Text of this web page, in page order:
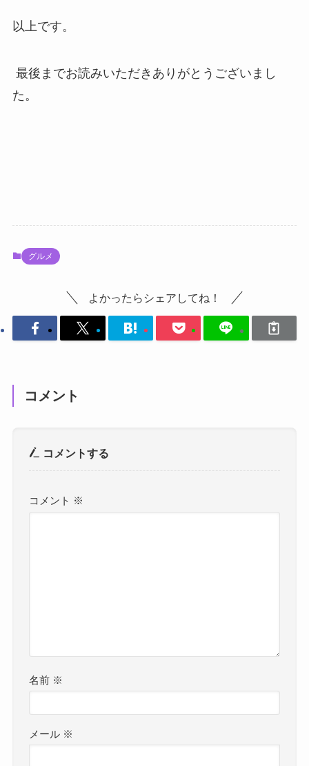
以上です。
最後までお読みいただきありがとうございまし
た。
グルメ
よかったらシェアしてね！
コメント
コメントする
コメント ※
名前 ※
メール ※